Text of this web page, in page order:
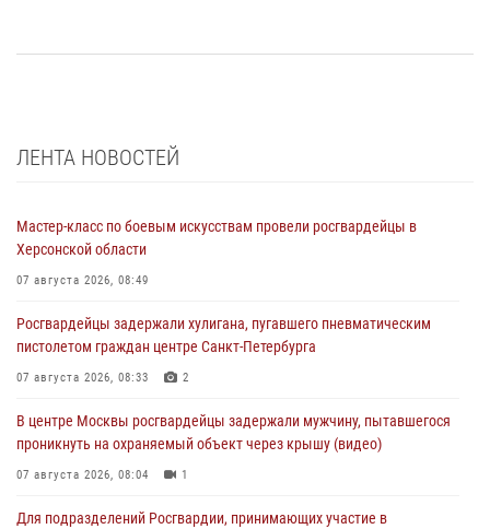
ЛЕНТА НОВОСТЕЙ
Мастер-класс по боевым искусствам провели росгвардейцы в
Херсонской области
07 августа 2026, 08:49
Росгвардейцы задержали хулигана, пугавшего пневматическим
пистолетом граждан центре Санкт-Петербурга
07 августа 2026, 08:33 2
В центре Москвы росгвардейцы задержали мужчину, пытавшегося
проникнуть на охраняемый объект через крышу (видео)
07 августа 2026, 08:04 1
Для подразделений Росгвардии, принимающих участие в